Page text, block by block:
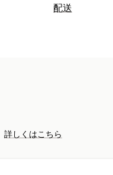
配送
詳しくはこちら